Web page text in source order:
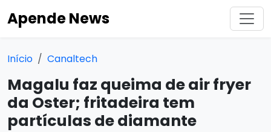
Apende News
Início Canaltech
Magalu faz queima de air fryer
da Oster; fritadeira tem
partículas de diamante